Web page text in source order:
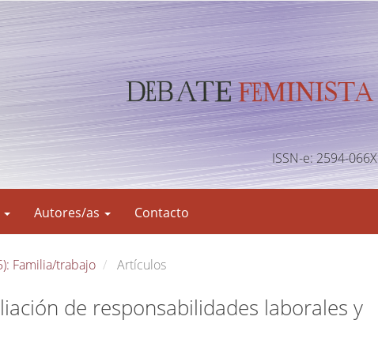
ISSN-e: 2594-066X
Autores/as Contacto
Familia/trabajo Artículos
de responsabilidades laborales y